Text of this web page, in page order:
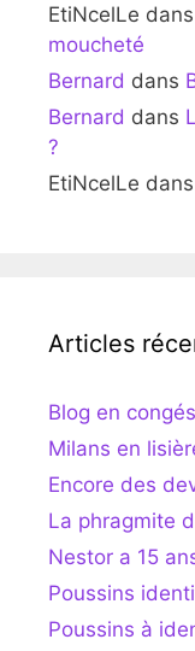
EtiNcelLe dans
moucheté
Bernard dans
Bernard dans
?
EtiNcelLe dans
Articles
Blog en congés
Milans en
Encore des
La phragmite
Nestor a 15
Poussins
Poussins à